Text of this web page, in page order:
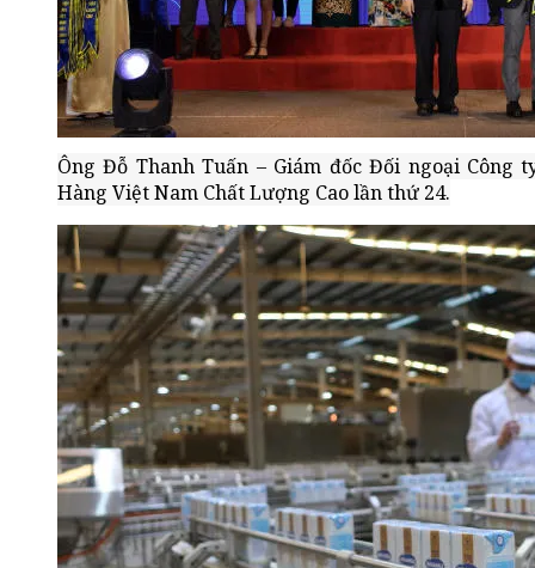
Ông Đỗ Thanh Tuấn – Giám đốc Đối ngoại Công
Hàng Việt Nam Chất Lượng Cao lần thứ 24.